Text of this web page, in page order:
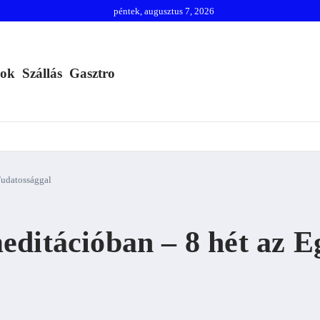
péntek, augusztus 7, 2026
Szállás Gasztro
– 8 hét az